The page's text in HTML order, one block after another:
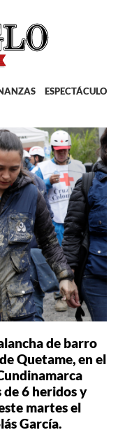
ESPECTÁCULOS
de barro
Quetame, en el
de 6 heridos y
martes el
García.